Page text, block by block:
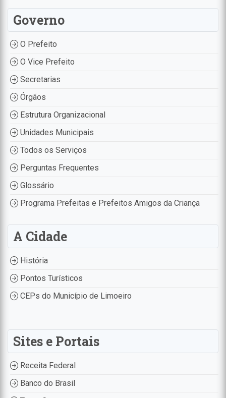
Governo
O Prefeito
O Vice Prefeito
Secretarias
Órgãos
Estrutura Organizacional
Unidades Municipais
Todos os Serviços
Perguntas Frequentes
Glossário
Programa Prefeitas e Prefeitos Amigos da Criança
A Cidade
História
Pontos Turísticos
CEPs do Município de Limoeiro
Sites e Portais
Receita Federal
Banco do Brasil